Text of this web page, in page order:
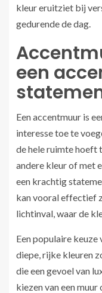
kleur eruitziet bij
gedurende de dag.
een
Een accentmuur is
interesse toe te
de hele ruimte hoeft
andere kleur of met
een krachtig
kan vooral effectief
lichtinval, waar de
Een populaire
diepe, rijke kleuren
die een gevoel van
kiezen van een